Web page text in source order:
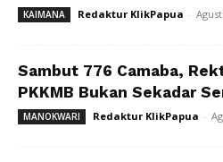
KAIMANA Redaktur KlikPapua -
Sambut 776 Camaba,
PKKMB Bukan Sekadar
MANOKWARI Redaktur KlikPapua -